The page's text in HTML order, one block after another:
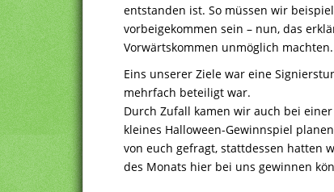
entstanden ist. So müssen wir
vorbeigekommen sein – nun, das
Vorwärtskommen unmöglich machten.
Eins unserer Ziele war eine
mehrfach beteiligt war.
Durch Zufall kamen wir auch bei
kleines Halloween-Gewinnspiel
von euch gefragt, stattdessen hatten
des Monats hier bei uns gewinnen